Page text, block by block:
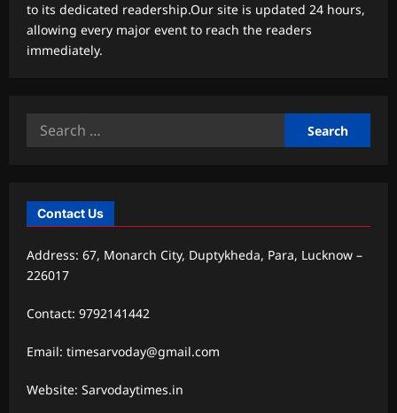
to its dedicated readership.Our site is updated 24 hours,
allowing every major event to reach the readers
immediately.
Search
Contact Us
Address: 67, Monarch City, Duptykheda, Para, Lucknow –
226017
Contact: 9792141442
Email: timesarvoday@gmail.com
Website: Sarvodaytimes.in